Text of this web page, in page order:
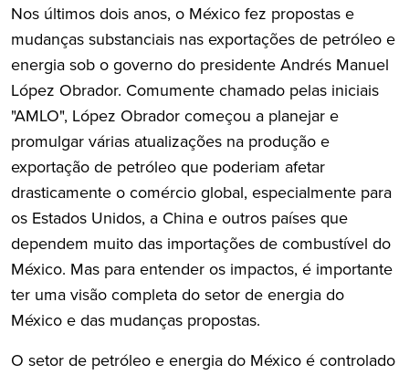
Nos últimos dois anos, o México fez propostas e
mudanças substanciais nas exportações de petróleo e
energia sob o governo do presidente Andrés Manuel
López Obrador. Comumente chamado pelas iniciais
"AMLO", López Obrador começou a planejar e
promulgar várias atualizações na produção e
exportação de petróleo que poderiam afetar
drasticamente o comércio global, especialmente para
os Estados Unidos, a China e outros países que
dependem muito das importações de combustível do
México. Mas para entender os impactos, é importante
ter uma visão completa do setor de energia do
México e das mudanças propostas.
O setor de petróleo e energia do México é controlado